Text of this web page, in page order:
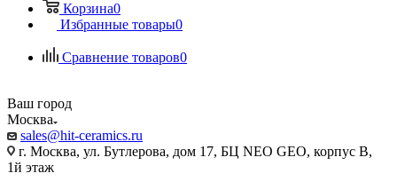
Корзина0
Избранные товары0
Сравнение товаров0
Ваш город
Москва
sales@hit-ceramics.ru
г. Москва, ул. Бутлерова, дом 17, БЦ NEO GEO, корпус В,
1й этаж